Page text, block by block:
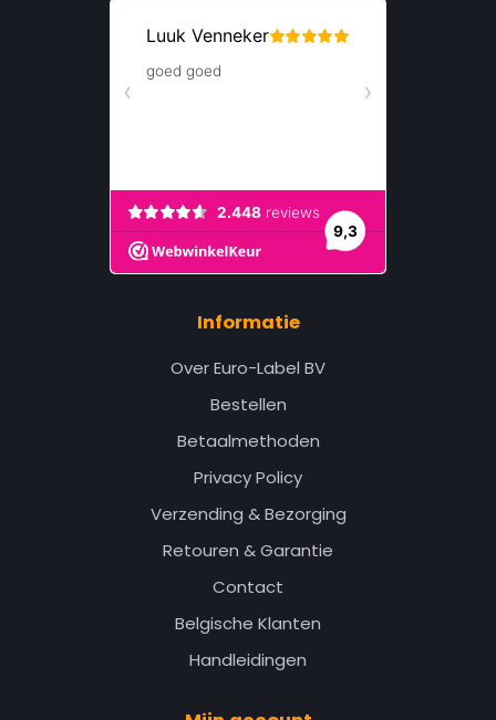
Informatie
Over Euro-Label BV
Bestellen
Betaalmethoden
Privacy Policy
Verzending & Bezorging
Retouren & Garantie
Contact
Belgische Klanten
Handleidingen